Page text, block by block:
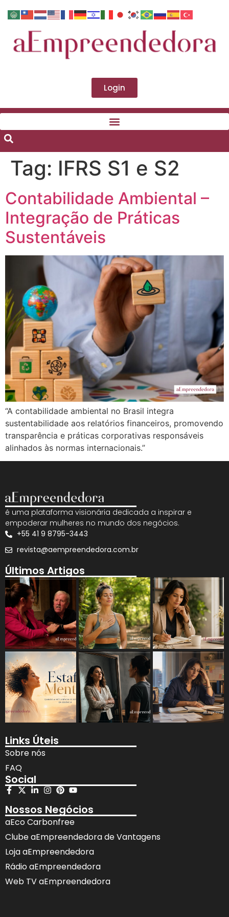
Login
Tag: IFRS S1 e S2
Contabilidade Ambiental –
Integração de Práticas
Sustentáveis
“A contabilidade ambiental no Brasil integra
sustentabilidade aos relatórios financeiros, promovendo
transparência e práticas corporativas responsáveis ​​
alinhados às normas internacionais.”
é uma plataforma visionária dedicada a inspirar e
empoderar mulheres no mundo dos negócios.
+55 41 9 8795-3443
revista@aempreendedora.com.br
Últimos Artigos
Links Úteis
Sobre nós
FAQ
Social
Nossos Negócios
aEco Carbonfree
Clube aEmpreendedora de Vantagens
Loja aEmpreendedora
Rádio aEmpreendedora
Web TV aEmpreendedora